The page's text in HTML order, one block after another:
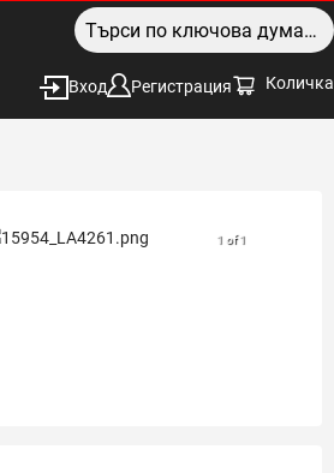
Вход Регистрация Количка
1 of 1